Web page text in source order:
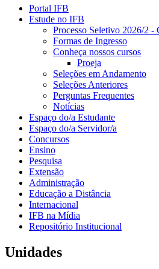
Portal IFB
Estude no IFB
Processo Seletivo 2026/2 -
Formas de Ingresso
Conheça nossos cursos
Proeja
Seleções em Andamento
Seleções Anteriores
Perguntas Frequentes
Notícias
Espaço do/a Estudante
Espaço do/a Servidor/a
Concursos
Ensino
Pesquisa
Extensão
Administração
Educação a Distância
Internacional
IFB na Mídia
Repositório Institucional
Unidades